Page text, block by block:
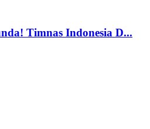
Timnas Indonesia D...